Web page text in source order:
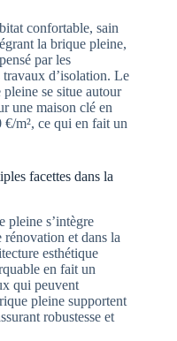
confortable, sain
la brique pleine,
par les
travaux d’isolation. Le
se situe autour
une maison clé en
m², ce qui en fait un
facettes dans la
pleine s’intègre
rénovation et dans la
esthétique
en fait un
qui peuvent
pleine supportent
robustesse et